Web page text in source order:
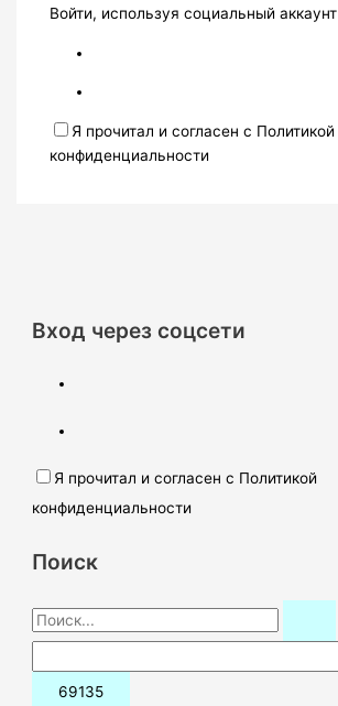
Войти, используя социальный аккаунт
Я прочитал и согласен с Политикой
конфиденциальности
Вход через соцсети
Я прочитал и согласен с Политикой
конфиденциальности
Поиск
П
о
и